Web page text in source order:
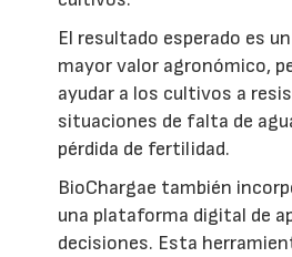
El resultado esperado es
mayor valor agronómico,
ayudar a los cultivos a
situaciones de falta de
pérdida de fertilidad.
BioChargae también
una plataforma digital de
decisiones. Esta